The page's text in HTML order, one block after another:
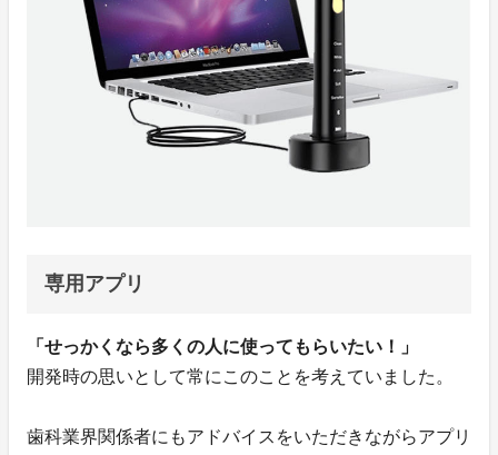
専用アプリ
「せっかくなら多くの人に使ってもらいたい！」
開発時の思いとして常にこのことを考えていました。
歯科業界関係者にもアドバイスをいただきながらアプリ